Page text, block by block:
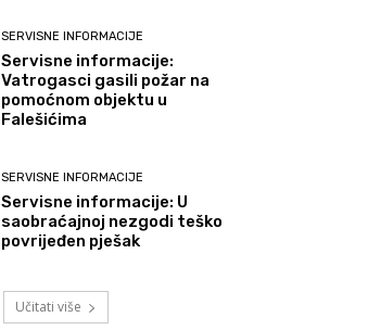
SERVISNE INFORMACIJE
Servisne informacije:
Vatrogasci gasili požar na
pomoćnom objektu u
Falešićima
SERVISNE INFORMACIJE
Servisne informacije: U
saobraćajnoj nezgodi teško
povrijeđen pješak
Učitati više